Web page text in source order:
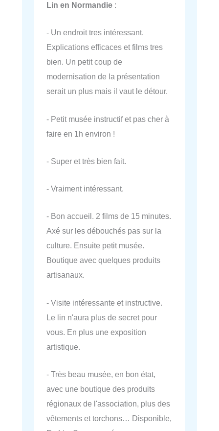
Lin en Normandie :
- Un endroit tres intéressant.
Explications efficaces et films tres
bien. Un petit coup de
modernisation de la présentation
serait un plus mais il vaut le détour.
- Petit musée instructif et pas cher à
faire en 1h environ !
- Super et très bien fait.
- Vraiment intéressant.
- Bon accueil. 2 films de 15 minutes.
Axé sur les débouchés pas sur la
culture. Ensuite petit musée.
Boutique avec quelques produits
artisanaux.
- Visite intéressante et instructive.
Le lin n'aura plus de secret pour
vous. En plus une exposition
artistique.
- Très beau musée, en bon état,
avec une boutique des produits
régionaux de l'association, plus des
vêtements et torchons… Disponible,